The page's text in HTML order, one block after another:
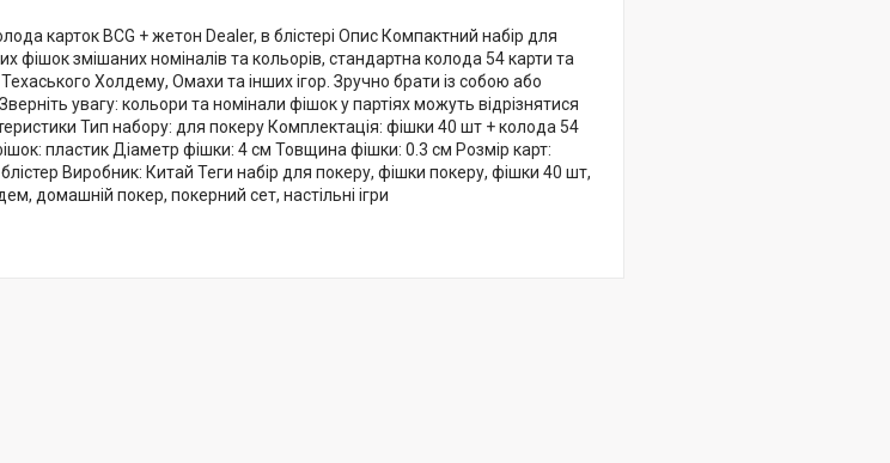
карток BCG + жетон Dealer, в блістері Опис Компактний набір для
фішок змішаних номіналів та кольорів, стандартна колода 54 карти та
Холдему, Омахи та інших ігор. Зручно брати із собою або
увагу: кольори та номінали фішок у партіях можуть відрізнятися
Тип набору: для покеру Комплектація: фішки 40 шт + колода 54
пластик Діаметр фішки: 4 см Товщина фішки: 0.3 см Розмір карт:
Виробник: Китай Теги набір для покеру, фішки покеру, фішки 40 шт,
домашній покер, покерний сет, настільні ігри